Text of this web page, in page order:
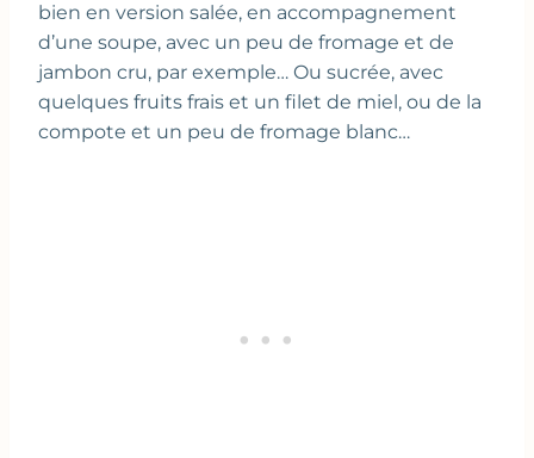
bien en version salée, en accompagnement
d’une soupe, avec un peu de fromage et de
jambon cru, par exemple… Ou sucrée, avec
quelques fruits frais et un filet de miel, ou de la
compote et un peu de fromage blanc…